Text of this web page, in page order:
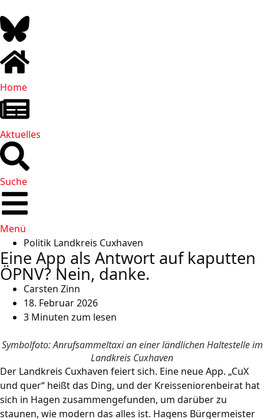
Home
Aktuelles
Suche
Menü
Politik Landkreis Cuxhaven
Eine App als Antwort auf kaputten
ÖPNV? Nein, danke.
Carsten Zinn
18. Februar 2026
3 Minuten zum lesen
Symbolfoto: Anrufsammeltaxi an einer ländlichen Haltestelle im
Landkreis Cuxhaven
Der Landkreis Cuxhaven feiert sich. Eine neue App. „CuX
und quer“ heißt das Ding, und der Kreisseniorenbeirat hat
sich in Hagen zusammengefunden, um darüber zu
staunen, wie modern das alles ist. Hagens Bürgermeister